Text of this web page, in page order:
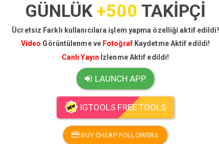
GÜNLÜK +500 TAKİPÇİ
Ücretsiz Farklı kullanıcılara işlem yapma özelliği aktif edildi!
Video Görüntülenme ve Fotoğraf Kaydetme Aktif edildi!
Canlı Yayın İzlenme Aktif edildi!
LAUNCH APP
IGTOOLS FREE TOOLS
BUY CHEAP FOLLOWERS